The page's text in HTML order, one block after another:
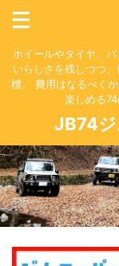
ホイールやタイヤ、
いらしさを残しつつ
標。 費用はなるべく
楽しめる
JB74